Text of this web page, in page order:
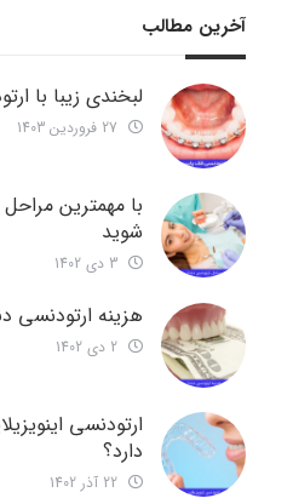
آخرین مطالب
لبخندی زیبا با
با مهمترین
شوید
هزینه ارتودنسی
ارتودنسی
دارد؟